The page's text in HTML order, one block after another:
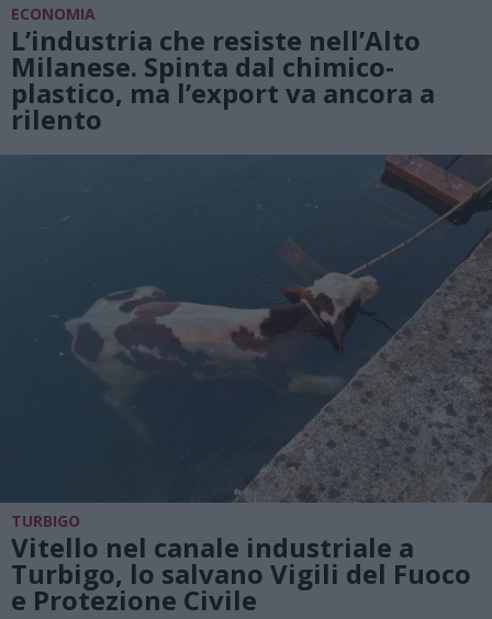
ECONOMIA
L’industria che resiste nell’Alto
Milanese. Spinta dal chimico-
plastico, ma l’export va ancora a
rilento
TURBIGO
Vitello nel canale industriale a
Turbigo, lo salvano Vigili del Fuoco
e Protezione Civile